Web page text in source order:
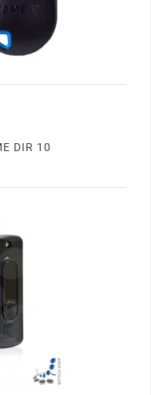
DIR 10